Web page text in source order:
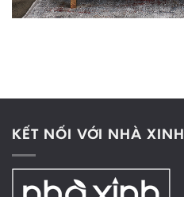
KẾT NỐI VỚI NHÀ XINH